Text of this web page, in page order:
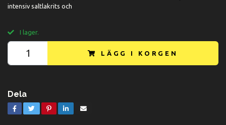
intensiv saltlakrits och
I lager.
LÄGG I KORGEN
Dela